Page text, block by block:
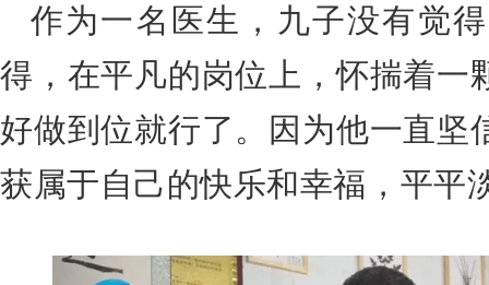
作为一名医生，九子没有觉
得，在平凡的岗位上，怀揣着一
好做到位就行了。
因为他一直坚
获属于自己的快乐和幸福，平平